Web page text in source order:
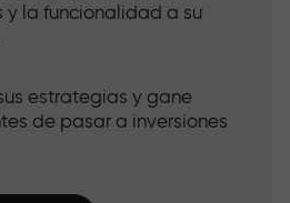
y la funcionalidad a su
estrategias y gane
de pasar a inversiones